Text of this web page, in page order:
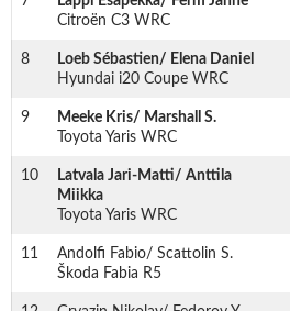
Citroën C3 WRC
8
Loeb Sébastien/ Elena Daniel
Hyundai i20 Coupe WRC
9
Meeke Kris/ Marshall S.
Toyota Yaris WRC
10
Latvala Jari-Matti/ Anttila
Miikka
Toyota Yaris WRC
11
Andolfi Fabio/ Scattolin S.
Škoda Fabia R5